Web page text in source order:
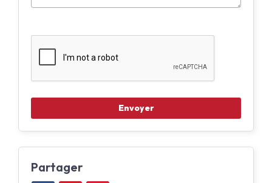
Partager